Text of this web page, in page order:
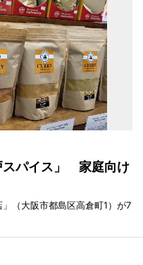
スパイス」 家庭向け
（大阪市都島区高倉町1）が7